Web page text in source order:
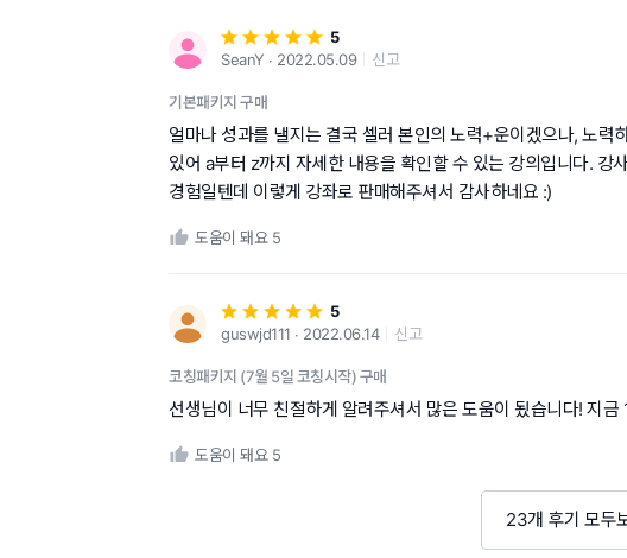
5
SeanY ∙ 2022.05.09
신고
기본패키지 구매
얼마나 성과를 낼지는 결국 셀러 본인의 노력+운이겠으나, 노력
있어 a부터 z까지 자세한 내용을 확인할 수 있는 강의입니다. 강
경험일텐데 이렇게 강좌로 판매해주셔서 감사하네요 :)
도움이 돼요 5
5
guswjd111 ∙ 2022.06.14
신고
코칭패키지 (7월 5일 코칭시작) 구매
선생님이 너무 친절하게 알려주셔서 많은 도움이 됬습니다! 지
도움이 돼요 5
23개 후기 모두